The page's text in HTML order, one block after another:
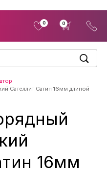
0 0
Сателлит Сатин 16мм длиной
16мм